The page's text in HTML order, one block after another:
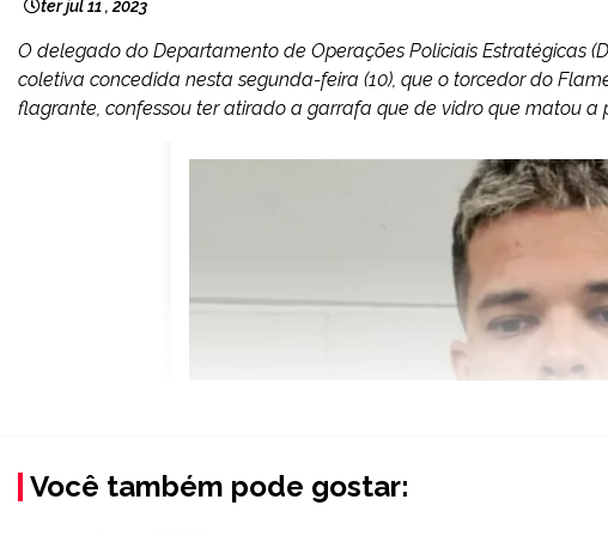
ter jul 11 , 2023
O delegado do Departamento de Operações Policiais Estratégicas
coletiva concedida nesta segunda-feira (10), que o torcedor do
flagrante, confessou ter atirado a garrafa que de vidro que matou a
Você também pode gostar: